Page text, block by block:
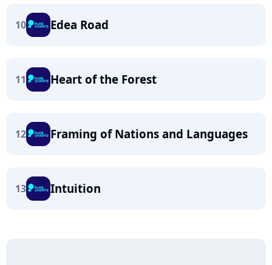
10 Edea Road
11 Heart of the Forest
12 Framing of Nations and Languages
13 Intuition